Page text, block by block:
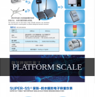
PLATFORM SCALE